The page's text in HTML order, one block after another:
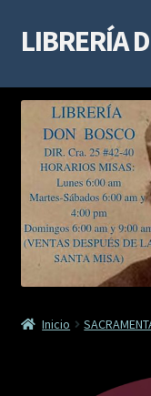
Ir
a
navegación
Ir
al
LIBRERÍA
LIBROS DE
LIBROS DE
LIBROS MARIANOS
LIBROS DE
SACRAMENTALES
VIDAS DE SANTOS
Inicio